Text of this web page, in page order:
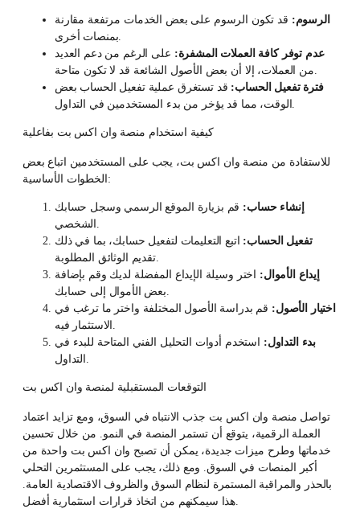
الرسوم: قد تكون الرسوم على بعض الخدمات مرتفعة مقارنة
بمنصات أخرى.
عدم توفر كافة العملات المشفرة: على الرغم من دعم العديد
من العملات، إلا أن بعض الأصول الشائعة قد لا تكون متاحة.
فترة تفعيل الحساب: قد تستغرق عملية تفعيل الحساب بعض
الوقت، مما قد يؤخر من بدء المستخدمين في التداول.
كيفية استخدام منصة وان اكس بت بفاعلية
للاستفادة من منصة وان اكس بت، يجب على المستخدمين اتباع بعض
الخطوات الأساسية:
إنشاء حساب: قم بزيارة الموقع الرسمي وسجل حسابك
الشخصي.
تفعيل الحساب: اتبع التعليمات لتفعيل حسابك، بما في ذلك
تقديم الوثائق المطلوبة.
إيداع الأموال: اختر وسيلة الإيداع المفضلة لديك وقم بإضافة
بعض الأموال إلى حسابك.
اختيار الأصول: قم بدراسة الأصول المختلفة واختر ما ترغب في
الاستثمار فيه.
بدء التداول: استخدم أدوات التحليل الفني المتاحة للبدء في
التداول.
التوقعات المستقبلية لمنصة وان اكس بت
تواصل منصة وان اكس بت جذب الانتباه في السوق، ومع تزايد اعتماد
العملة الرقمية، يتوقع أن تستمر المنصة في النمو. من خلال تحسين
خدماتها وطرح ميزات جديدة، يمكن أن تصبح وان اكس بت واحدة من
أكبر المنصات في السوق. ومع ذلك، يجب على المستثمرين التحلي
بالحذر والمراقبة المستمرة لنظام السوق والظروف الاقتصادية العامة.
هذا سيمكنهم من اتخاذ قرارات استثمارية أفضل.